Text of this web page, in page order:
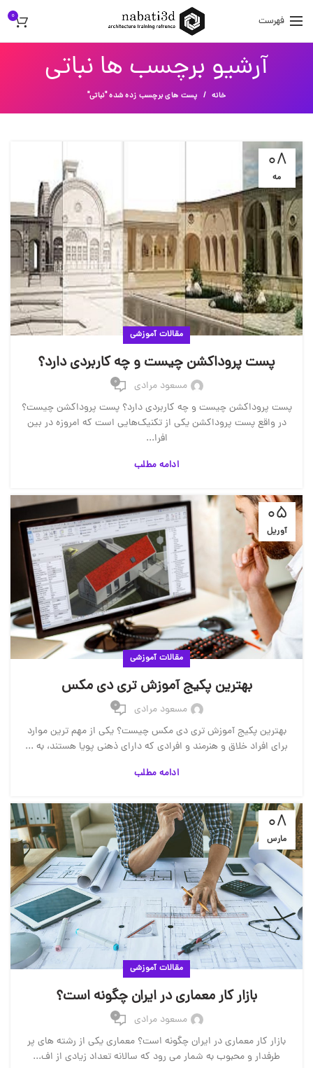
فهرست 0
آرشیو برچسب ها نباتی
خانه پست های برچسب زده شده "نباتی"
08
مه
مقالات آموزشی
پست پروداکشن چیست و چه کاربردی دارد؟
مسعود مرادی 0
پست پروداکشن چیست و چه کاربردی دارد؟ پست پروداکشن چیست؟
در واقع پست پروداکشن یکی از تکنیک‌هایی است که امروزه در بین
افرا...
ادامه مطلب
05
آوریل
مقالات آموزشی
بهترین پکیج آموزش تری دی مکس
مسعود مرادی 0
بهترین پکیج آموزش تری دی مکس چیست؟ یکی از مهم ترین موارد
برای افراد خلاق و هنرمند و افرادی که دارای ذهنی پویا هستند، به ...
ادامه مطلب
08
مارس
مقالات آموزشی
بازار کار معماری در ایران چگونه است؟
مسعود مرادی 0
بازار کار معماری در ایران چگونه است؟ معماری یکی از رشته های پر
طرفدار و محبوب به شمار می رود که سالانه تعداد زیادی از اف...